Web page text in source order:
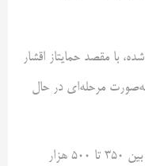
با مقصد حمایتاز اقشار
به‌صورت مرحله‌ای در حال
در مرحله تازه، خانوارهای مشمول می‌توانند بین ۳۵۰ تا ۵۰۰ هزار